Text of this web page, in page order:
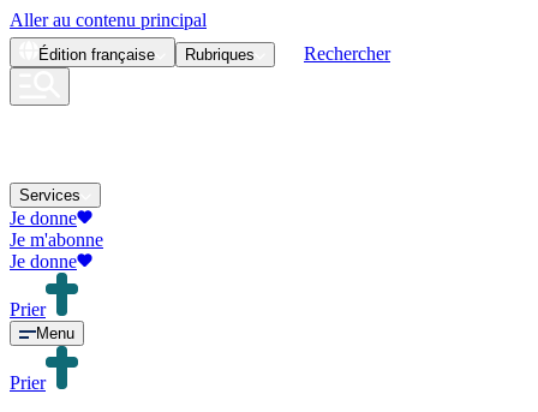
Aller au contenu principal
Édition française Rubriques Rechercher
Services
Je donne
Je m'abonne
Je donne
Prier
Menu
Prier